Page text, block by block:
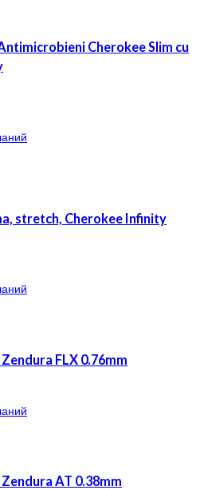
Cherokee Slim cu
stretch, Cherokee Infinity
FLX 0.76mm
AT 0.38mm